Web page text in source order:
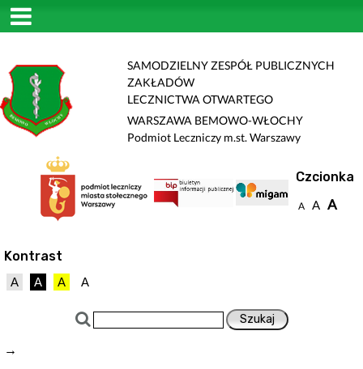
SAMODZIELNY ZESPÓŁ PUBLICZNYCH
ZAKŁADÓW
LECZNICTWA OTWARTEGO
WARSZAWA BEMOWO-WŁOCHY
Podmiot Leczniczy m.st. Warszawy
Czcionka
A A A
Kontrast
A A A A
→